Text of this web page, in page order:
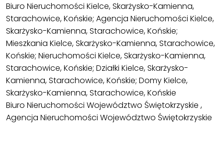
Biuro Nieruchomości Kielce, Skarżysko-Kamienna,
Starachowice, Końskie; Agencja Nieruchomości Kielce,
Skarżysko-Kamienna, Starachowice, Końskie;
Mieszkania Kielce, Skarżysko-Kamienna, Starachowice,
Końskie; Nieruchomości Kielce, Skarżysko-Kamienna,
Starachowice, Końskie; Działki Kielce, Skarżysko-
Kamienna, Starachowice, Końskie; Domy Kielce,
Skarżysko-Kamienna, Starachowice, Końskie
Biuro Nieruchomości Województwo Świętokrzyskie ,
Agencja Nieruchomości Województwo Świętokrzyskie